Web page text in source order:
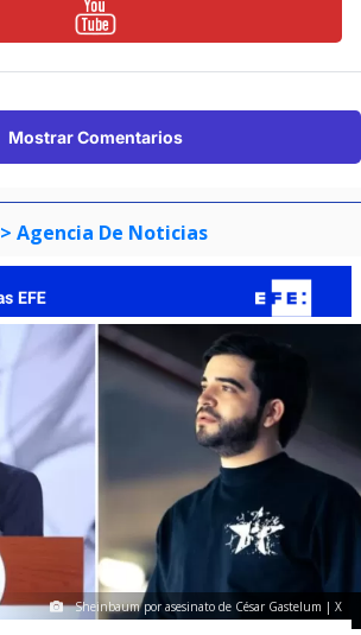
Mostrar Comentarios
> Agencia De Noticias
Sheinbaum por asesinato de César Gastelum | X